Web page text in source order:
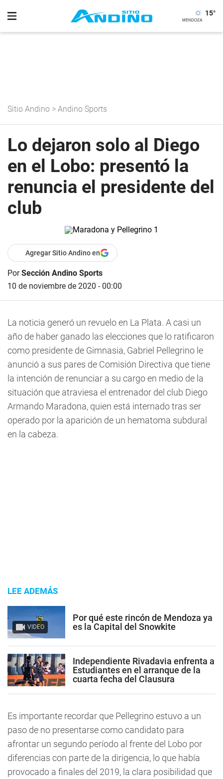
15°
Sitio Andino > Andino Sports
Lo dejaron solo al Diego
en el Lobo: presentó la
renuncia el presidente del
club
Agregar Sitio Andino en
PorSección Andino Sports
10 de noviembre de 2020 - 00:00
La noticia generó un revuelo en La Plata. A casi un
año de haber ganado las elecciones que lo ratificaron
como presidente de Gimnasia, Gabriel Pellegrino le
anunció a sus pares de Comisión Directiva que tiene
la intención de renunciar a su cargo en medio de la
situación que atraviesa el entrenador del club Diego
Armando Maradona, quien está internado tras ser
operado por la aparición de un hematoma subdural
en la cabeza.
LEE ADEMÁS
VIDEO
Por qué este rincón de Mendoza ya
es la Capital del Snowkite
Independiente Rivadavia enfrenta a
Estudiantes en el arranque de la
cuarta fecha del Clausura
Es importante recordar que Pellegrino estuvo a un
paso de no presentarse como candidato para
afrontar un segundo período al frente del Lobo por
diferencias con parte de la dirigencia, lo que había
provocado a finales del 2019, la clara posibilidad que